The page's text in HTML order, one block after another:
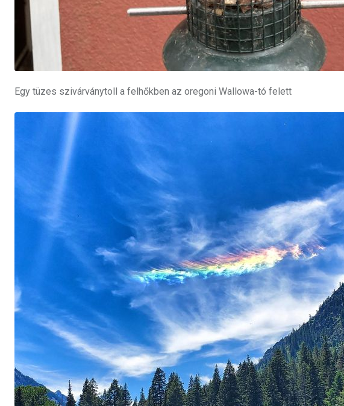
Egy tüzes szivárványtoll a felhőkben az oregoni Wallowa-tó felett